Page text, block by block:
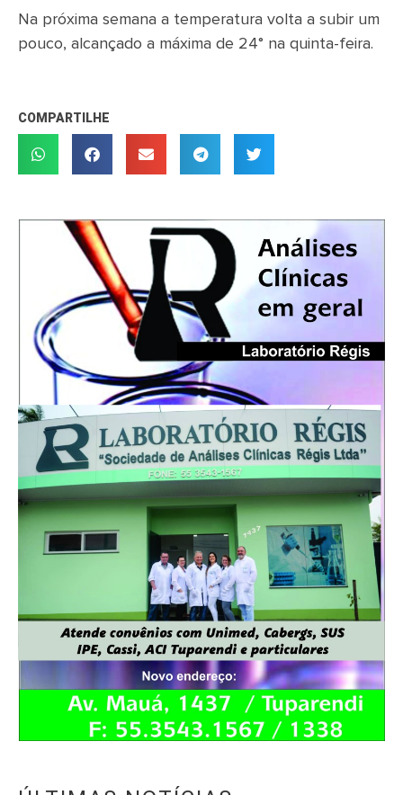
Na próxima semana a temperatura volta a subir um
pouco, alcançado a máxima de 24° na quinta-feira.
COMPARTILHE